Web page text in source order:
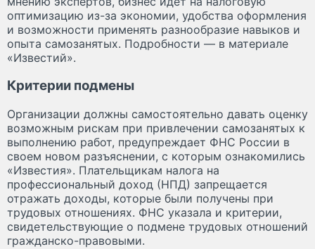
оптимизацию из-за экономии, удобства оформления
и возможности применять разнообразие навыков и
опыта самозанятых. Подробности — в материале
«Известий».
Критерии подмены
Организации должны самостоятельно давать оценку
возможным рискам при привлечении самозанятых к
выполнению работ, предупреждает ФНС России в
своем новом разъяснении, с которым ознакомились
«Известия». Плательщикам налога на
профессиональный доход (НПД) запрещается
отражать доходы, которые были получены при
трудовых отношениях. ФНС указала и критерии,
свидетельствующие о подмене трудовых отношений
гражданско-правовыми.